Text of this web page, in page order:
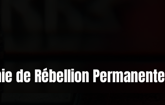
de Rébellion Permanente